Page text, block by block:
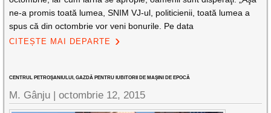
ne-a promis toată lumea, SNIM VJ-ul, politicienii, toată lumea a
spus că din octombrie vor veni bonurile. Pe data
CITEȘTE MAI DEPARTE
CENTRUL PETROŞANIULUI, GAZDĂ PENTRU IUBITORII DE MAŞINI DE EPOCĂ
M. Gânju |octombrie 12, 2015